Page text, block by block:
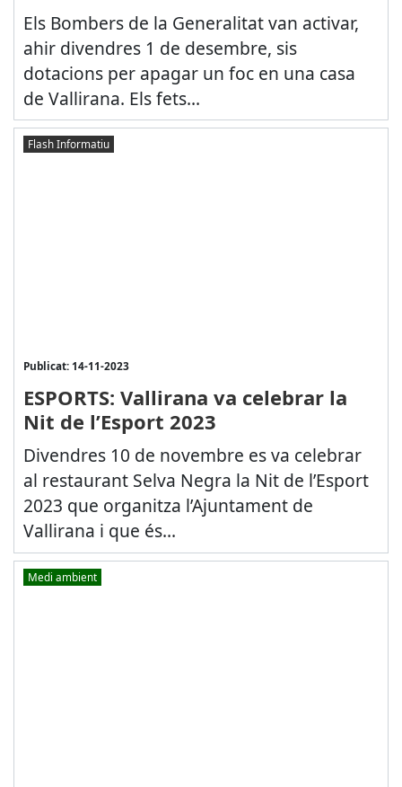
Els Bombers de la Generalitat van activar,
ahir divendres 1 de desembre, sis
dotacions per apagar un foc en una casa
de Vallirana. Els fets...
Flash Informatiu
Publicat: 14-11-2023
ESPORTS: Vallirana va celebrar la
Nit de l’Esport 2023
Divendres 10 de novembre es va celebrar
al restaurant Selva Negra la Nit de l’Esport
2023 que organitza l’Ajuntament de
Vallirana i que és...
Medi ambient